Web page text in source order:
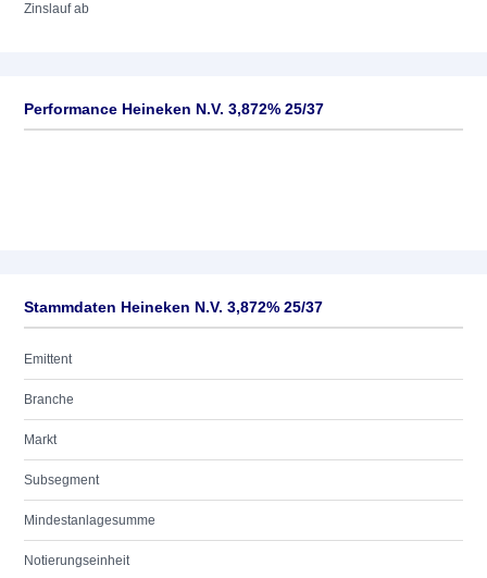
Zinslauf ab
Performance Heineken N.V. 3,872% 25/37
Stammdaten Heineken N.V. 3,872% 25/37
Emittent
Branche
Markt
Subsegment
Mindestanlagesumme
Notierungseinheit